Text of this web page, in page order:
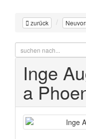
zurück
Inge
a